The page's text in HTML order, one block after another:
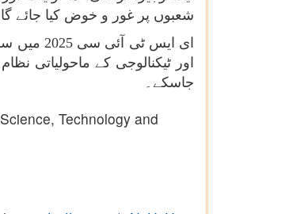
شعبوں پر غور و خوض کیا جائے
ای ایس
اور ٹیکنالوجی کے ماحولیاتی
جاسکے۔
Technology and